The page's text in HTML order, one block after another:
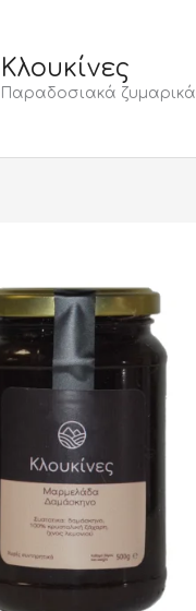
Κλουκίνες
Παραδοσιακά ζυμαρικά